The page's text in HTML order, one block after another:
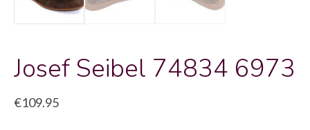
Josef Seibel 74834 6973
€109.95